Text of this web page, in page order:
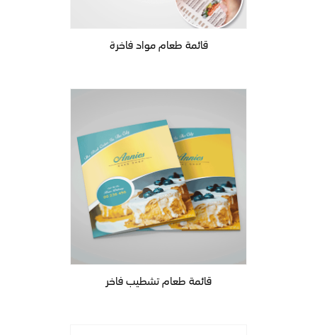
قائمة طعام مواد فاخرة
قائمة طعام تشطيب فاخر